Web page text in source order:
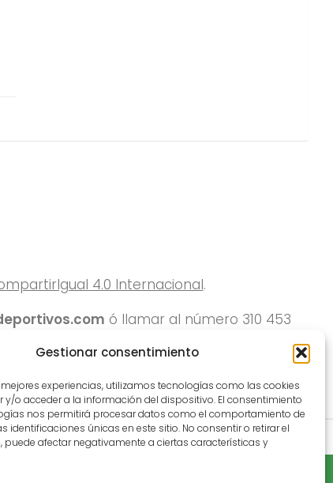
Gestionar consentimiento
mejores experiencias, utilizamos tecnologías como las cookies
y/o acceder a la información del dispositivo. El consentimiento
nos permitirá procesar datos como el comportamiento de
identificaciones únicas en este sitio. No consentir o retirar el
puede afectar negativamente a ciertas características y
4.0 Internacional.
ó llamar al número 310 453